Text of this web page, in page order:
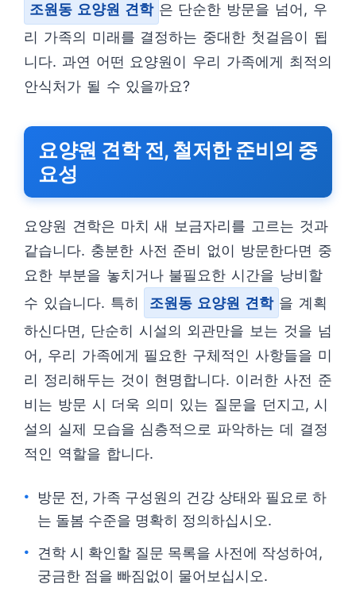
조원동 요양원 견학 은 단순한 방문을 넘어, 우
리 가족의 미래를 결정하는 중대한 첫걸음이 됩
니다. 과연 어떤 요양원이 우리 가족에게 최적의
안식처가 될 수 있을까요?
요양원 견학 전, 철저한 준비의 중
요성
요양원 견학은 마치 새 보금자리를 고르는 것과
같습니다. 충분한 사전 준비 없이 방문한다면 중
요한 부분을 놓치거나 불필요한 시간을 낭비할
수 있습니다. 특히
조원동 요양원 견학 을 계획
하신다면, 단순히 시설의 외관만을 보는 것을 넘
어, 우리 가족에게 필요한 구체적인 사항들을 미
리 정리해두는 것이 현명합니다. 이러한 사전 준
비는 방문 시 더욱 의미 있는 질문을 던지고, 시
설의 실제 모습을 심층적으로 파악하는 데 결정
적인 역할을 합니다.
방문 전, 가족 구성원의 건강 상태와 필요로 하
는 돌봄 수준을 명확히 정의하십시오.
견학 시 확인할 질문 목록을 사전에 작성하여,
궁금한 점을 빠짐없이 물어보십시오.